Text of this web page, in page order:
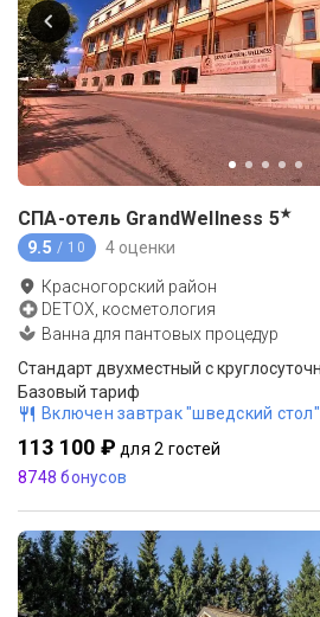
СПА-отель GrandWellness 5★
9.5 / 10 4 оценки
Красногорский район
DETOX, косметология
Ванна для пантовых процедур
Базовый тариф
Включен завтрак "шведский стол"
113 100 ₽ для 2 гостей
8748 бонусов